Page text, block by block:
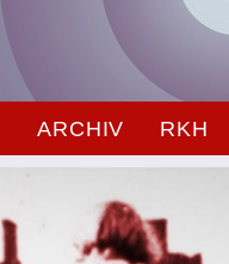
ARCHIV RKH